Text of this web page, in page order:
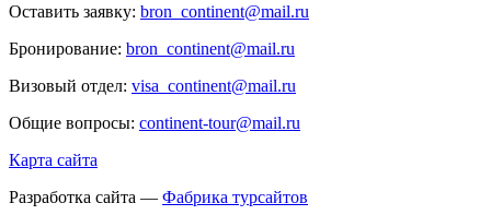
Оставить заявку: bron_continent@mail.ru
Бронирование: bron_continent@mail.ru
Визовый отдел: visa_continent@mail.ru
Общие вопросы: continent-tour@mail.ru
Карта сайта
Разработка сайта — Фабрика турсайтов